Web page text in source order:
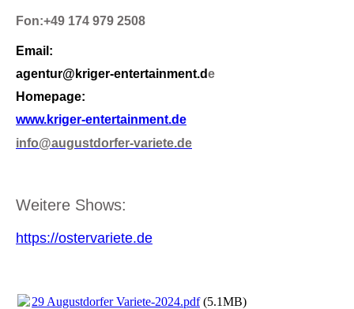
Fon:+49 174 979 2508
Emai l:
agentur@kriger-entertainment.de
Homepage:
www.kriger-entertainment.de
info@augustdorfer-variete.de
Weitere Shows:
https://ostervariete.de
29 Augustdorfer Variete-2024.pdf(5.1MB)